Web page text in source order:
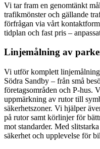
Vi tar fram en genomtänkt
trafikmönster och gällande
förfrågan via vårt
tidplan och fast pris –
Linjemålning av
Vi utför komplett
Södra Sandby – från små
företagsområden och P-hus.
uppmärkning av rutor till
säkerhetszoner. Vi hjälper
på rutor samt körlinjer för
mot standarder. Med
säkerhet och upplevelse för